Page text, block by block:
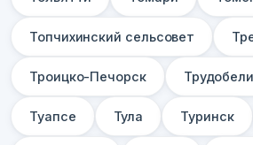
Топчихинский сельсовет
Троицко-Печорск
Туапсе Тула Туринск